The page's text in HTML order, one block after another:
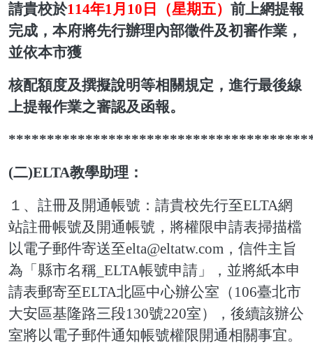
請貴校於114年1月10日（星期五） 前上網提報
完成，本府將先行辦理內部徵件及初審作業，
並依本市獲
核配額度及撰擬說明等相關規定，進行最後線
上提報作業之審認及函報。
(二)ELTA教學助理：
１、註冊及開通帳號：請貴校先行至ELTA網
站註冊帳號及開通帳號，將權限申請表掃描檔
以電子郵件寄送至elta@eltatw.com ，信件主旨
為「縣市名稱 _ELTA帳號申請」，並將紙本申
請表郵寄至ELTA北區中心辦公室（ 106臺北市
大安區基隆路三段130號220室），後續該辦公
室將以電子郵件通知帳號權限開通相關事宜。